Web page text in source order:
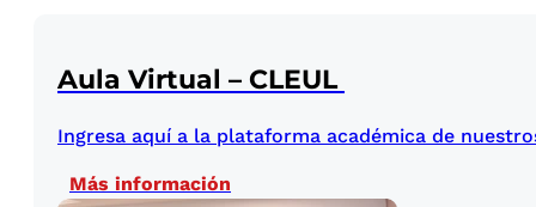
Aula Virtual – CLEUL
Ingresa aquí a la plataforma académica de
Más información